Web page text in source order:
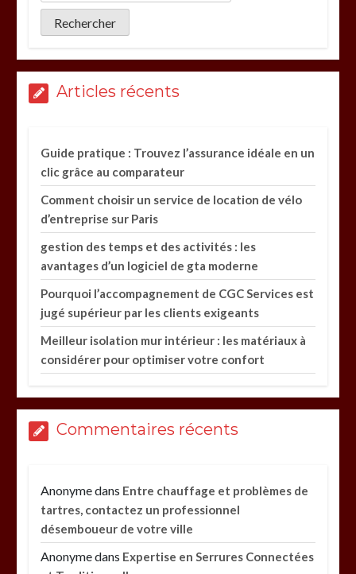
Articles récents
Guide pratique : Trouvez l’assurance idéale en un
clic grâce au comparateur
Comment choisir un service de location de vélo
d’entreprise sur Paris
gestion des temps et des activités : les
avantages d’un logiciel de gta moderne
Pourquoi l’accompagnement de CGC Services est
jugé supérieur par les clients exigeants
Meilleur isolation mur intérieur : les matériaux à
considérer pour optimiser votre confort
Commentaires récents
Anonymedans Entre chauffage et problèmes de
tartres, contactez un professionnel
désemboueur de votre ville
Anonymedans Expertise en Serrures Connectées